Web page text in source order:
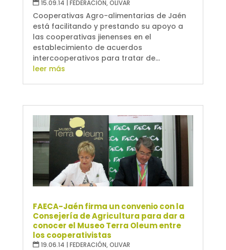
15.09.14 FEDERACIÓN,OLIVAR
Cooperativas Agro-alimentarias de Jaén
está facilitando y prestando su apoyo a
las cooperativas jienenses en el
establecimiento de acuerdos
intercooperativos para tratar de...
leer más
FAECA-Jaén firma un convenio con la
Consejería de Agricultura para dar a
conocer el Museo Terra Oleum entre
los cooperativistas
19.06.14 | FEDERACIÓN,OLIVAR